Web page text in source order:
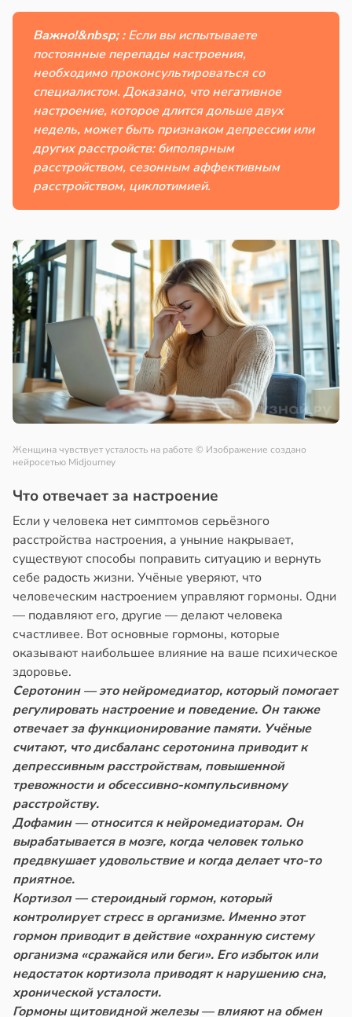
Важно!&nbsp; :Если вы испытываете
постоянные перепады настроения,
необходимо проконсультироваться со
специалистом. Доказано, что негативное
настроение, которое длится дольше двух
недель, может быть признаком депрессии или
других расстройств: биполярным
расстройством, сезонным аффективным
расстройством, циклотимией.
Женщина чувствует усталость на работе © Изображение создано
нейросетью Midjourney
Что отвечает за настроение
Если у человека нет симптомов серьёзного
расстройства настроения, а уныние накрывает,
существуют способы поправить ситуацию и вернуть
себе радость жизни. Учёные уверяют, что
человеческим настроением управляют гормоны. Одни
— подавляют его, другие — делают человека
счастливее. Вот основные гормоны, которые
оказывают наибольшее влияние на ваше психическое
здоровье.
Серотонин — это нейромедиатор, который помогает
регулировать настроение и поведение. Он также
отвечает за функционирование памяти. Учёные
считают, что дисбаланс серотонина приводит к
депрессивным расстройствам, повышенной
тревожности и обсессивно-компульсивному
расстройству.
Дофамин — относится к нейромедиаторам. Он
вырабатывается в мозге, когда человек только
предвкушает удовольствие и когда делает что-то
приятное.
Кортизол — стероидный гормон, который
контролирует стресс в организме. Именно этот
гормон приводит в действие «охранную систему
организма «сражайся или беги». Его избыток или
недостаток кортизола приводят к нарушению сна,
хронической усталости.
Гормоны щитовидной железы — влияют на обмен